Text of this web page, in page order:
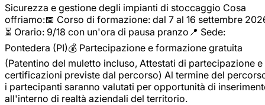
Sicurezza e gestione degli impianti di stoccaggio Cosa
offriamo:📅 Corso di formazione: dal 7 al 16 settembre
⏳ Orario: 9/18 con un'ora di pausa pranzo📍 Sede:
Pontedera (PI)💰 Partecipazione e formazione gratuita
(Patentino del muletto incluso, Attestati di partecipazione e
certificazioni previste dal percorso) Al termine del
i partecipanti saranno valutati per opportunità di
all'interno di realtà aziendali del territorio.